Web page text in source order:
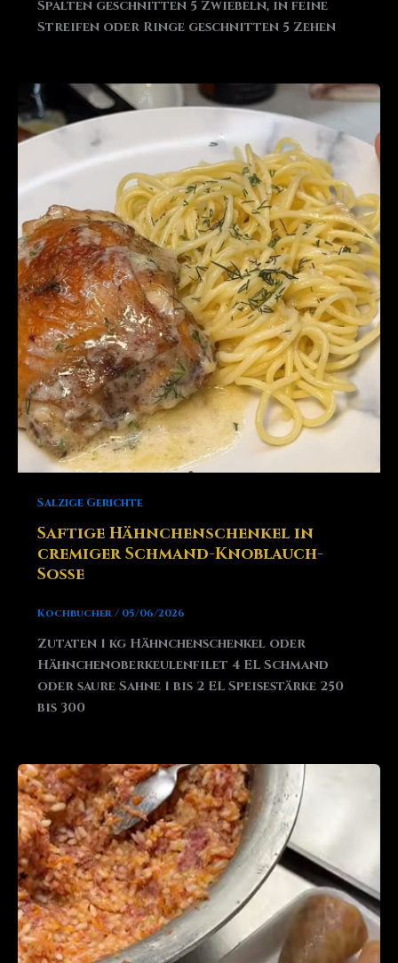
Spalten geschnitten 5 Zwiebeln, in feine
Streifen oder Ringe geschnitten 5 Zehen
Salzige Gerichte
Saftige Hähnchenschenkel in
cremiger Schmand-Knoblauch-
Soße
Kochbucher/ 05/06/2026
Zutaten 1 kg Hähnchenschenkel oder
Hähnchenoberkeulenfilet 4 EL Schmand
oder saure Sahne 1 bis 2 EL Speisestärke 250
bis 300